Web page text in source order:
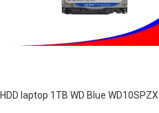
HDD laptop 1TB WD Blue WD10SPZX